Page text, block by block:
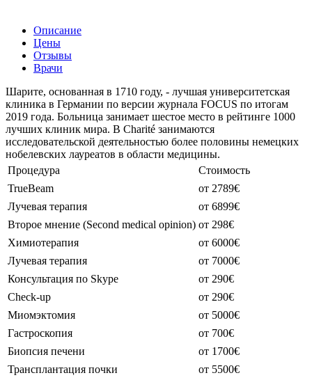
Описание
Цены
Отзывы
Врачи
Шарите, основанная в 1710 году, - лучшая университетская
клиника в Германии по версии журнала FOCUS по итогам
2019 года. Больница занимает шестое место в рейтинге 1000
лучших клиник мира. В Charité занимаются
исследовательской деятельностью более половины немецких
нобелевских лауреатов в области медицины.
Процедура
Стоимость
TrueBeam
от 2789€
Лучевая терапия
от 6899€
Второе мнение (Second medical opinion) от 298€
Химиотерапия
от 6000€
Лучевая терапия
от 7000€
Консультация по Skype
от 290€
Check-up
от 290€
Миомэктомия
от 5000€
Гастроскопия
от 700€
Биопсия печени
от 1700€
Трансплантация почки
от 5500€